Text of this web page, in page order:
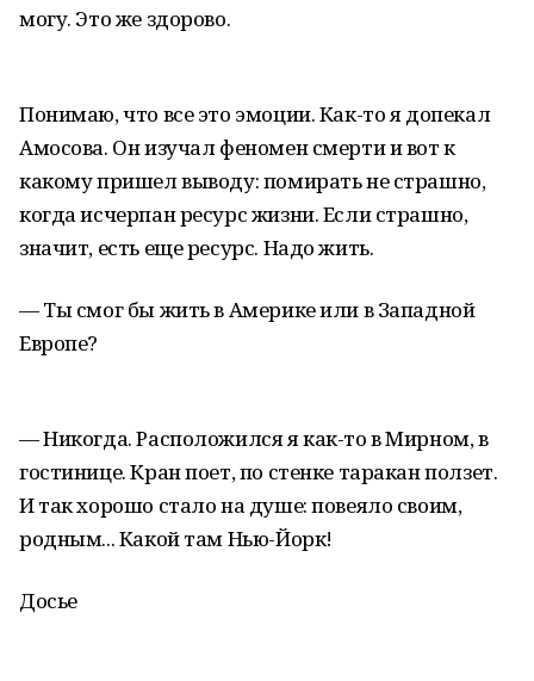
могу. Это же здорово.
Понимаю, что все это эмоции. Как-то я допекал
Амосова. Он изучал феномен смерти и вот к
какому пришел выводу: помирать не страшно,
когда исчерпан ресурс жизни. Если страшно,
значит, есть еще ресурс. Надо жить.
— Ты смог бы жить в Америке или в Западной
Европе?
— Никогда. Расположился я как-то в Мирном, в
гостинице. Кран поет, по стенке таракан ползет.
И так хорошо стало на душе: повеяло своим,
родным... Какой там Нью-Йорк!
Досье